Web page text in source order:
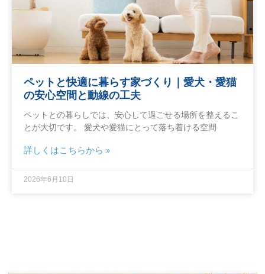
ペットと快適に暮らす家づくり｜愛犬・愛猫
の安心空間と動線の工夫
ペットとの暮らしでは、安心して過ごせる場所を整えるこ
とが大切です。 愛犬や愛猫にとって落ち着ける空間
詳しくはこちらから »
2026年6月10日